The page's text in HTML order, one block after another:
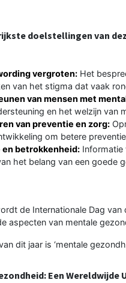
doelstellingen van
vergroten: Het
van het stigma dat vaak
van mensen met
en het welzijn van
van preventie en zorg:
om betere
en betrokkenheid: Informatie
het belang van een goede
de Internationale Dag
aspecten van mentale
dit jaar is ‘mentale
Een Wereldwijde